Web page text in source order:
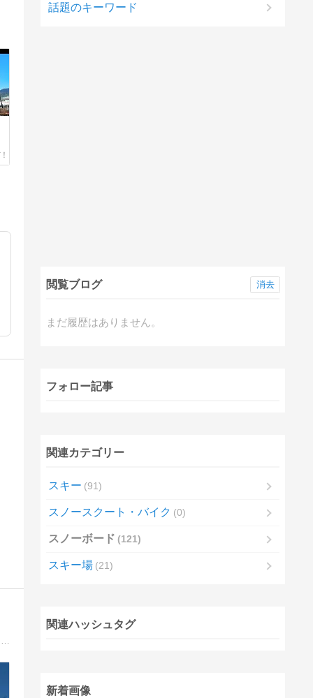
話題のキーワード
閲覧ブログ
まだ履歴はありません。
消去
フォロー記事
関連カテゴリー
スキー 91
スノースクート・バイク 0
スノーボード 121
スキー場 21
関連ハッシュタグ
新着画像